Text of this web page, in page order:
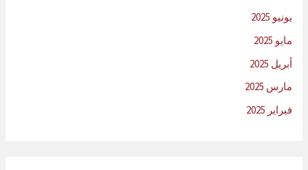
يونيو 2025
مايو 2025
أبريل 2025
مارس 2025
فبراير 2025